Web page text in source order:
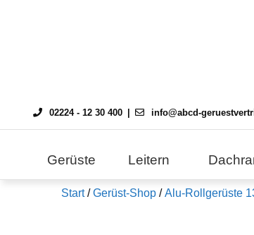
02224 - 12 30 400 info@abcd-
Gerüste Leitern
Start/Gerüst-Shop /Alu-Rollgerüste